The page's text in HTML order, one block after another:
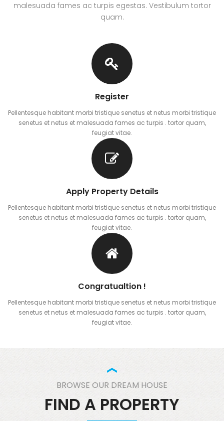
malesuada fames ac turpis egestas. Vestibulum tortor
quam.
Register
Pellentesque habitant morbi tristique senetus et netus morbi tristique
senetus et netus et malesuada fames ac turpis . tortor quam,
feugiat vitae.
Apply Property Details
Pellentesque habitant morbi tristique senetus et netus morbi tristique
senetus et netus et malesuada fames ac turpis . tortor quam,
feugiat vitae.
Congratualtion !
Pellentesque habitant morbi tristique senetus et netus morbi tristique
senetus et netus et malesuada fames ac turpis . tortor quam,
feugiat vitae.
BROWSE OUR DREAM HOUSE
FIND A PROPERTY